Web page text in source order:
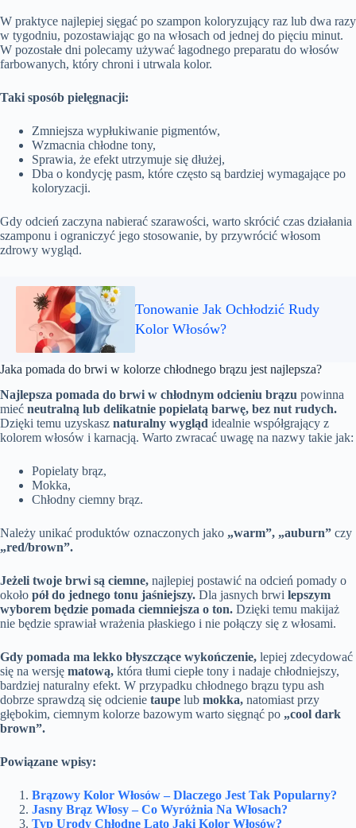
W praktyce najlepiej sięgać po szampon koloryzujący raz lub dwa razy
w tygodniu, pozostawiając go na włosach od jednej do pięciu minut.
W pozostałe dni polecamy używać łagodnego preparatu do włosów
farbowanych, który chroni i utrwala kolor.
Taki sposób pielęgnacji:
Zmniejsza wypłukiwanie pigmentów,
Wzmacnia chłodne tony,
Sprawia, że efekt utrzymuje się dłużej,
Dba o kondycję pasm, które często są bardziej wymagające po
koloryzacji.
Gdy odcień zaczyna nabierać szarawości, warto skrócić czas działania
szamponu i ograniczyć jego stosowanie, by przywrócić włosom
zdrowy wygląd.
Tonowanie Jak Ochłodzić Rudy
Kolor Włosów?
Jaka pomada do brwi w kolorze chłodnego brązu jest najlepsza?
Najlepsza pomada do brwi w chłodnym odcieniu brązu powinna
mieć neutralną lub delikatnie popielatą barwę, bez nut rudych.
Dzięki temu uzyskasz naturalny wygląd idealnie współgrający z
kolorem włosów i karnacją. Warto zwracać uwagę na nazwy takie jak:
Popielaty brąz,
Mokka,
Chłodny ciemny brąz.
Należy unikać produktów oznaczonych jako „warm”, „auburn” czy
„red/brown”.
Jeżeli twoje brwi są ciemne, najlepiej postawić na odcień pomady o
około pół do jednego tonu jaśniejszy. Dla jasnych brwi lepszym
wyborem będzie pomada ciemniejsza o ton. Dzięki temu makijaż
nie będzie sprawiał wrażenia płaskiego i nie połączy się z włosami.
Gdy pomada ma lekko błyszczące wykończenie, lepiej zdecydować
się na wersję matową, która tłumi ciepłe tony i nadaje chłodniejszy,
bardziej naturalny efekt. W przypadku chłodnego brązu typu ash
dobrze sprawdzą się odcienie taupe lub mokka, natomiast przy
głębokim, ciemnym kolorze bazowym warto sięgnąć po „cool dark
brown”.
Powiązane wpisy:
Brązowy Kolor Włosów – Dlaczego Jest Tak Popularny?
Jasny Brąz Włosy – Co Wyróżnia Na Włosach?
Typ Urody Chłodne Lato Jaki Kolor Włosów?